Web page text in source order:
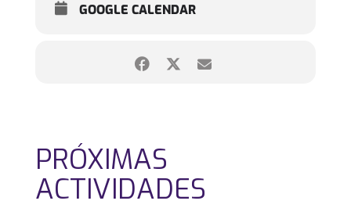
GOOGLE CALENDAR
PRÓXIMAS
ACTIVIDADES